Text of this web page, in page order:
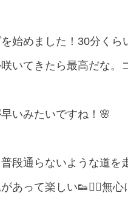
始めました！30分くら
いてきたら最高だな。
いみたいですね！🌸
段通らないような道を
あって楽しい👟🏃‍♀️無